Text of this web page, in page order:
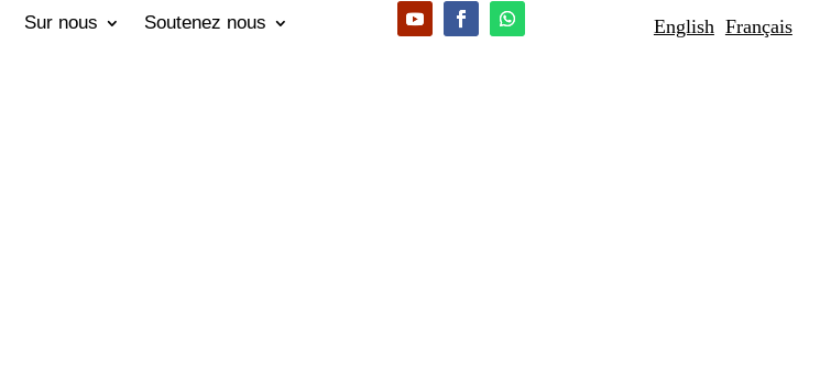
Sur nous Soutenez nous English Français